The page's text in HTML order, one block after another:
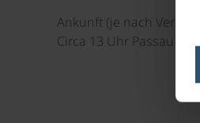
Ankunft (je nach
Circa 13 Uhr Passau /